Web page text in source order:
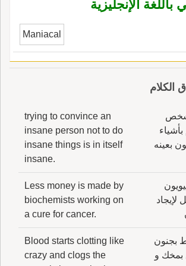
الإنجليزية
Maniacal
الكلام
شخص
بعينه
trying to convince an
insane person not to do
insane things is in itself
insane.
لإيجاد
Less money is made by
biochemists working on
a cure for cancer.
بجنون
بمخك و
Blood starts clotting like
crazy and clogs the